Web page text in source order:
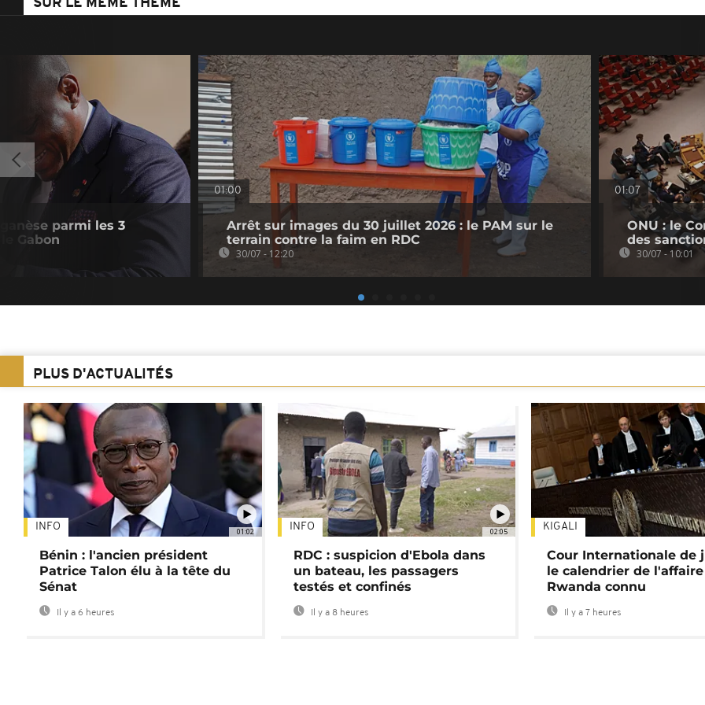
SUR LE MÊME THÈME
parmi les 3
Gabon
01:00
Arrêt sur images du 30 juillet 2026 : le PAM sur le
terrain contre la faim en RDC
30/07 - 12:20
01:07
ONU : le
des
30/07 - 10:01
PLUS D'ACTUALITÉS
01:02
INFO
Bénin : l'ancien président
Patrice Talon élu à la tête du
Sénat
Il y a 6 heures
02:05
INFO
RDC : suspicion d'Ebola dans
un bateau, les passagers
testés et confinés
Il y a 8 heures
KIGALI
Cour Internationale de
le calendrier de l'affaire
Rwanda connu
Il y a 7 heures